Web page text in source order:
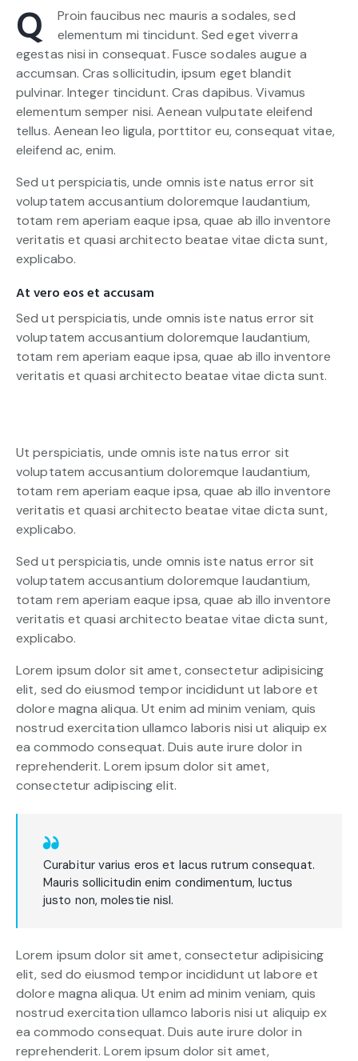
Q
Proin faucibus nec mauris a sodales, sed
elementum mi tincidunt. Sed eget viverra
egestas nisi in consequat. Fusce sodales augue a
accumsan. Cras sollicitudin, ipsum eget blandit
pulvinar. Integer tincidunt. Cras dapibus. Vivamus
elementum semper nisi. Aenean vulputate eleifend
tellus. Aenean leo ligula, porttitor eu, consequat vitae,
eleifend ac, enim.
Sed ut perspiciatis, unde omnis iste natus error sit
voluptatem accusantium doloremque laudantium,
totam rem aperiam eaque ipsa, quae ab illo inventore
veritatis et quasi architecto beatae vitae dicta sunt,
explicabo.
At vero eos et accusam
Sed ut perspiciatis, unde omnis iste natus error sit
voluptatem accusantium doloremque laudantium,
totam rem aperiam eaque ipsa, quae ab illo inventore
veritatis et quasi architecto beatae vitae dicta sunt.
Ut perspiciatis, unde omnis iste natus error sit
voluptatem accusantium doloremque laudantium,
totam rem aperiam eaque ipsa, quae ab illo inventore
veritatis et quasi architecto beatae vitae dicta sunt,
explicabo.
Sed ut perspiciatis, unde omnis iste natus error sit
voluptatem accusantium doloremque laudantium,
totam rem aperiam eaque ipsa, quae ab illo inventore
veritatis et quasi architecto beatae vitae dicta sunt,
explicabo.
Lorem ipsum dolor sit amet, consectetur adipisicing
elit, sed do eiusmod tempor incididunt ut labore et
dolore magna aliqua. Ut enim ad minim veniam, quis
nostrud exercitation ullamco laboris nisi ut aliquip ex
ea commodo consequat. Duis aute irure dolor in
reprehenderit. Lorem ipsum dolor sit amet,
consectetur adipiscing elit.
Curabitur varius eros et lacus rutrum consequat.
Mauris sollicitudin enim condimentum, luctus
justo non, molestie nisl.
Lorem ipsum dolor sit amet, consectetur adipisicing
elit, sed do eiusmod tempor incididunt ut labore et
dolore magna aliqua. Ut enim ad minim veniam, quis
nostrud exercitation ullamco laboris nisi ut aliquip ex
ea commodo consequat. Duis aute irure dolor in
reprehenderit. Lorem ipsum dolor sit amet,